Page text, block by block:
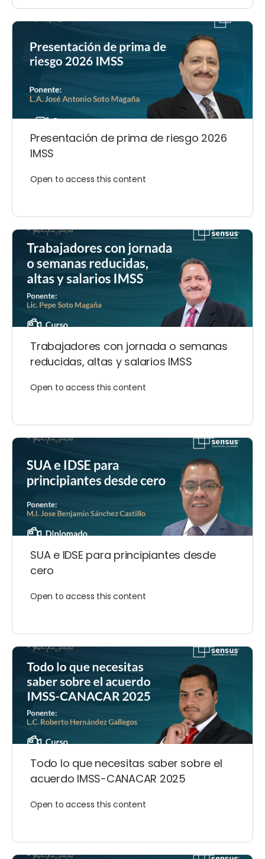
Presentación de prima de riesgo 2026
IMSS
Open to access this content
Trabajadores con jornada o semanas
reducidas, altas y salarios IMSS
Open to access this content
SUA e IDSE para principiantes desde
cero
Open to access this content
Todo lo que necesitas saber sobre el
acuerdo IMSS-CANACAR 2025
Open to access this content